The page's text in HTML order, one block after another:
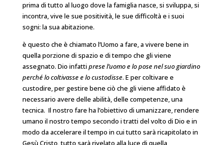
prima di tutto al luogo dove la famiglia nasce, si sviluppa, si
incontra, vive le sue positività, le sue difficoltà e i suoi
sogni: la sua abitazione.
è questo che è chiamato l’Uomo a fare, a vivere bene in
quella porzione di spazio e di tempo che gli viene
assegnato. Dio infatti prese l’uomo e lo pose nel suo giardino
perché lo coltivasse e lo custodisse. E per coltivare e
custodire, per gestire bene ciò che gli viene affidato è
necessario avere delle abilità, delle competenze, una
tecnica. Il nostro fare ha l’obiettivo di umanizzare, rendere
umano il nostro tempo secondo i tratti del volto di Dio e in
modo da accelerare il tempo in cui tutto sarà ricapitolato in
Gesù Cristo, tutto sarà rivelato alla luce di quella